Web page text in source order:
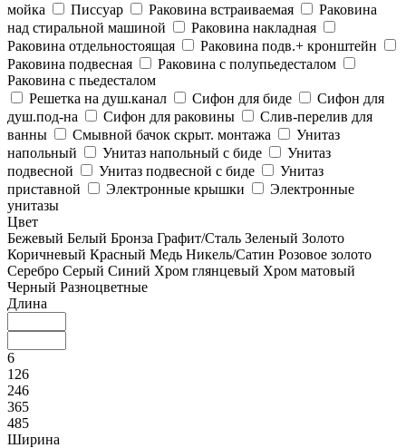
мойка
Писсуар Раковина встраиваемая
Раковина
над стиральной машиной
Раковина накладная
Раковина отдельностоящая
Раковина подв.+ кронштейн
Раковина подвесная
Раковина с полупьедесталом
Раковина с пьедесталом
Решетка на душ.канал
Сифон для биде
Сифон для
душ.под-на
Сифон для раковины
Слив-перелив для
ванны
Смывной бачок скрыт. монтажа
Унитаз
напольный
Унитаз напольный с биде
Унитаз
подвесной
Унитаз подвесной с биде
Унитаз
приставной
Электронные крышки
Электронные
унитазы
Цвет
Бежевый Белый Бронза Графит/Сталь Зеленый Золото
Коричневый Красный Медь Никель/Сатин Розовое золото
Серебро Серый Синий Хром глянцевый Хром матовый
Черный Разноцветные
Длина
6
126
246
365
485
Ширина